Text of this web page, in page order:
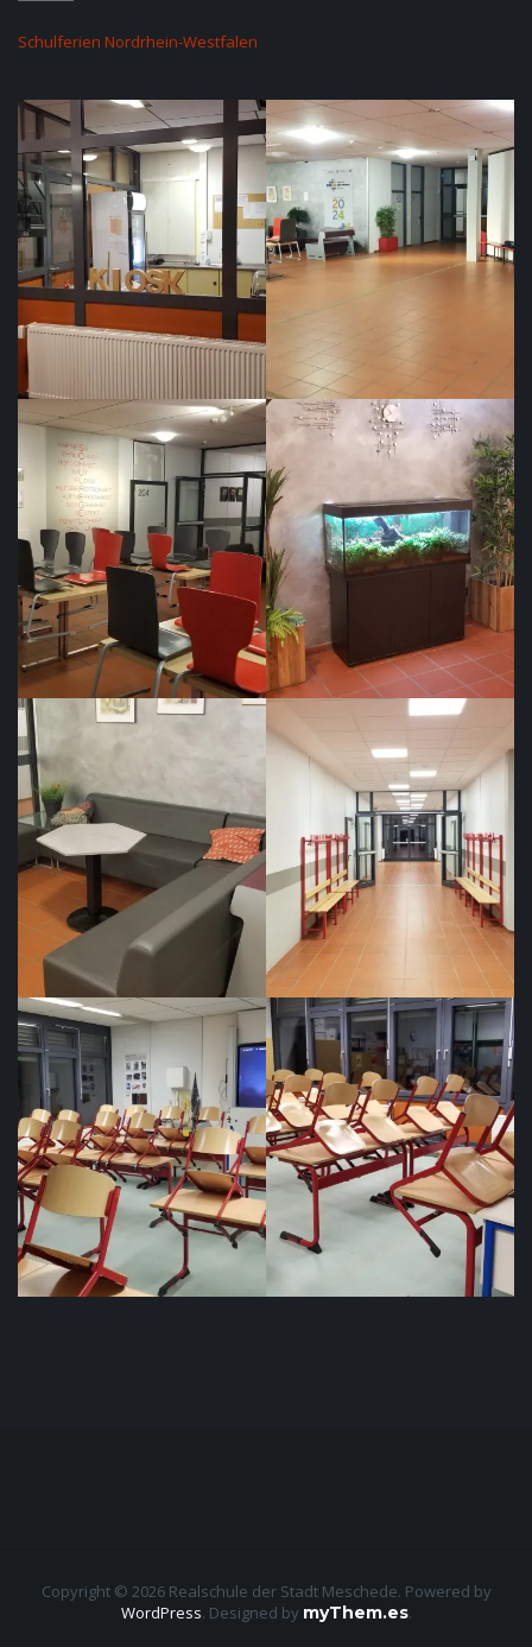
Schulferien Nordrhein-Westfalen
Copyright © 2026 Realschule der Stadt Meschede. Powered by
WordPress. Designed by myThem.es.